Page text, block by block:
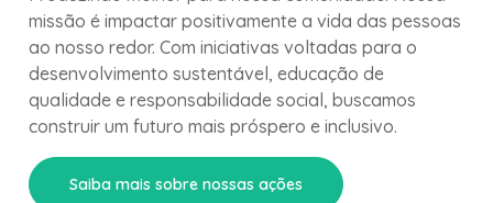
missão é impactar positivamente a vida das pessoas
ao nosso redor. Com iniciativas voltadas para o
desenvolvimento sustentável, educação de
qualidade e responsabilidade social, buscamos
construir um futuro mais próspero e inclusivo.
Saiba mais sobre nossas ações